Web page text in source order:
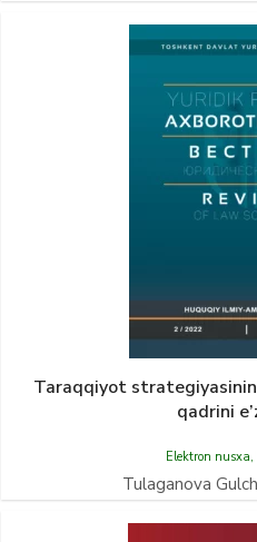
Taraqqiyot
qadrini
Elektron nusxa,
Tulaganova